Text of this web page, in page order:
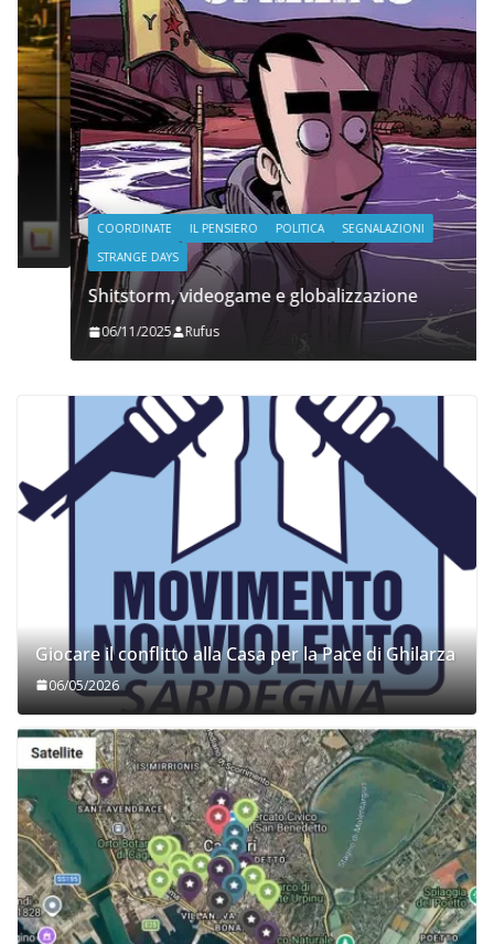
COORDINATE IL PENSIERO POLITICA
SEGNALAZIONI
STRANGE DAYS
Shitstorm, videogame e globalizzazione
06/11/2025 Rufus
Giocare il conflitto alla Casa per la Pace di Ghilarza
06/05/2026